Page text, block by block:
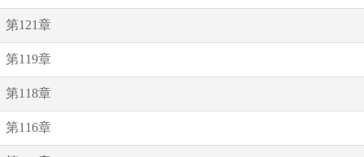
第121章
第119章
第118章
第116章